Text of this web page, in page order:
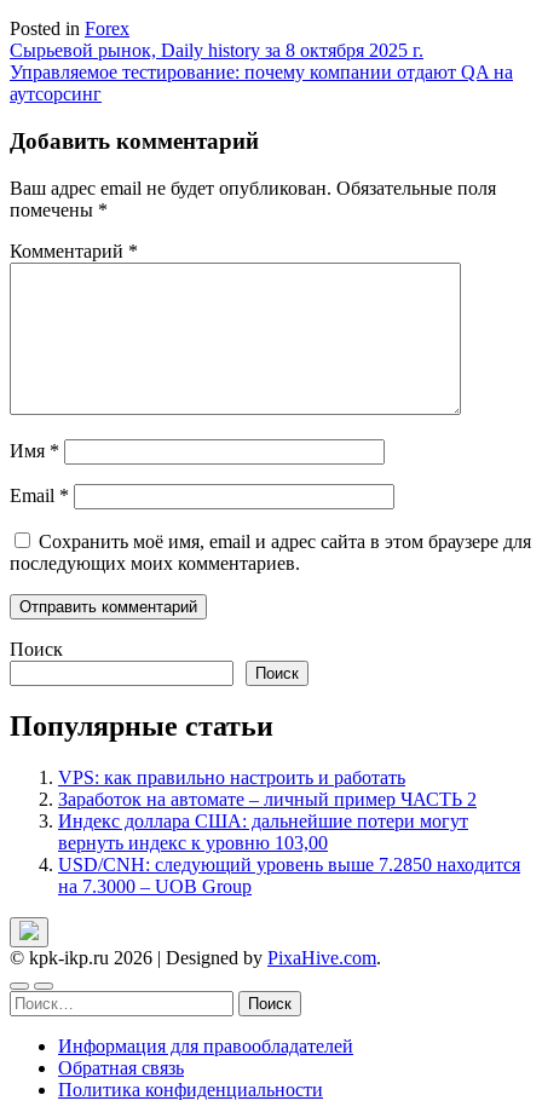
Posted in Forex
Навигация
по
Сырьевой рынок, Daily history за 8 октября 2025 г.
Управляемое тестирование: почему компании отдают QA на
аутсорсинг
Добавить комментарий
Ваш адрес email не будет опубликован. Обязательные поля
помечены *
Комментарий *
Имя *
Email *
Сохранить моё имя, email и адрес сайта в этом браузере для
последующих моих комментариев.
Поиск
Поиск
Популярные статьи
VPS: как правильно настроить и работать
Заработок на автомате – личный пример ЧАСТЬ 2
Индекс доллара США: дальнейшие потери могут
вернуть индекс к уровню 103,00
USD/CNH: следующий уровень выше 7.2850 находится
на 7.3000 – UOB Group
© kpk-ikp.ru 2026 | Designed by PixaHive.com.
Найти:
Информация для правообладателей
Обратная связь
Политика конфиденциальности